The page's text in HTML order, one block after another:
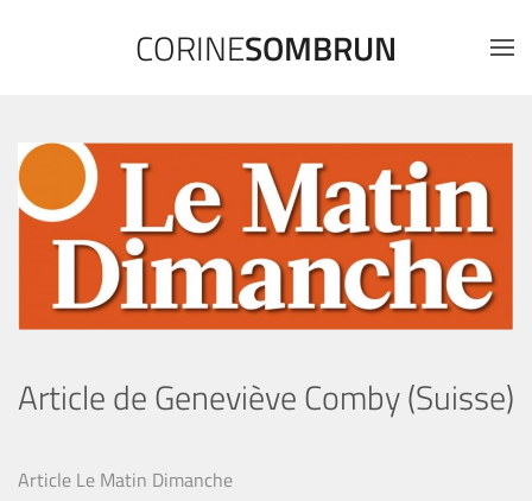
CORINESOMBRUN
Article de Geneviève Comby (Suisse)
Article Le Matin Dimanche